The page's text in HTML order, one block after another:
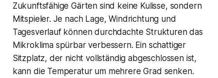
Zukunftsfähige Gärten sind keine Kulisse, sondern
Mitspieler. Je nach Lage, Windrichtung und
Tagesverlauf können durchdachte Strukturen das
Mikroklima spürbar verbessern. Ein schattiger
Sitzplatz, der nicht vollständig abgeschlossen ist,
kann die Temperatur um mehrere Grad senken.